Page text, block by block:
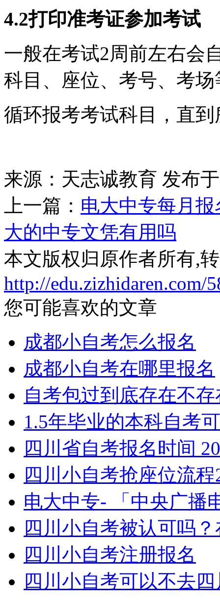
4.2打印准考证参加考试
一般在考试2周前左右会
科目、座位、考号、考
循环报考考试科目，直
来源：天志诚教育 发布
上一篇： 电大中专每月
大的中专文凭有用吗
本文版权归原作者所有,
http://edu.zizhidaren.com/
您可能喜欢的文章
成都小自考怎么报名
成都小自考在哪里报名
自考包过到底存在不
1.5年毕业的本科自考
四川省自考报名时间
四川小自考抢座位流
电大中专- 「中央广播
四川小自考被认可吗
四川小自考注册报名
四川小自考可以不去